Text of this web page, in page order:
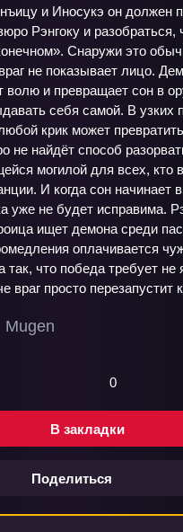
В закладки
Поделиться
Mugen
0
и Иносукэ он должен
Рэнгоку и разобраться,
Снаружи это
не показывает лицо.
волю и превращает сон в
себя самой. В узких
крик может
не найдёт способ
могилой для всех, кто
И когда сон начинает
уже не будет исправима.
ищет демона среди
оплачивается
что победа требует не
враг просто перезапустит